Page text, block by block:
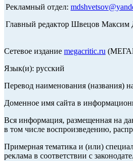
Рекламный отдел:
Главный редактор Швецов Максим
Сетевое издание megacritic.ru
Язык(и): русский
Перевод наименования (названия)
Доменное имя сайта в
Вся информация, размещенная на
в том числе воспроизведению,
Примерная тематика и (или)
реклама в соответствии с